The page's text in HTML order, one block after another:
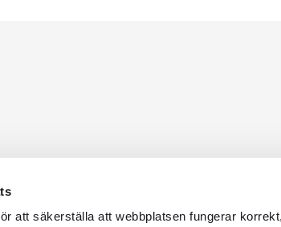
att säkerställa att webbplatsen fungerar